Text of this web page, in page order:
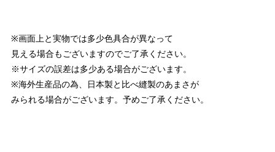
※画面上と実物では多少色具合が異なって
見える場合もございますのでご了承ください。
※サイズの誤差は多少ある場合がございます。
※海外生産品の為、日本製と比べ縫製のあまさが
みられる場合がございます。予めご了承ください。